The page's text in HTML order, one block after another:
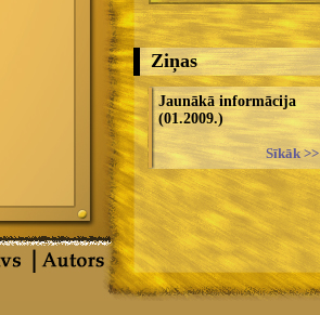
Ziņas
Jaunākā informācija
(01.2009.)
Sīkāk >>